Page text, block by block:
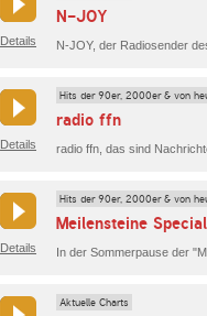
Details
N-JOY
Details
Hits der 90er, 2000er & von
radio ffn
Details
Hits der 90er, 2000er & von
Meilensteine
Aktuelle Charts